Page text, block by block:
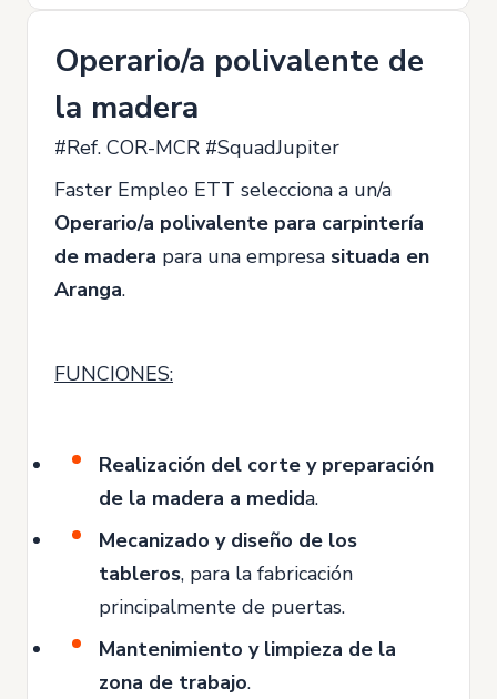
Operario/a polivalente de
la madera
#Ref. COR-MCR #SquadJupiter
Faster Empleo ETT selecciona a un/a
Operario/a polivalente para carpintería
de madera para una empresa situada en
Aranga.
FUNCIONES:
Realización del corte y preparación
de la madera a medida.
Mecanizado y diseño de los
tableros, para la fabricación
principalmente de puertas.
Mantenimiento y limpieza de la
zona de trabajo.